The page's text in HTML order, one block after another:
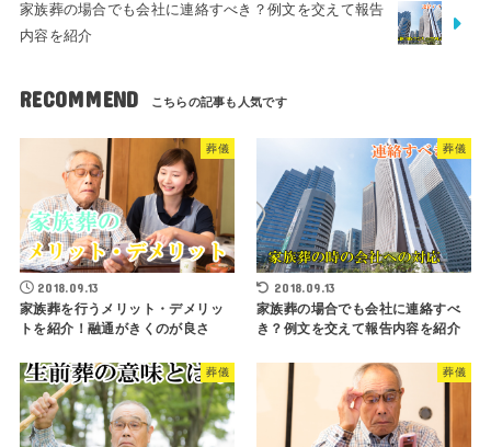
家族葬の場合でも会社に連絡すべき？例文を交えて報告
内容を紹介
RECOMMEND
葬儀
2018.09.13
家族葬を行うメリット・デメリッ
トを紹介！融通がきくのが良さ
葬儀
2018.09.13
家族葬の場合でも会社に連絡すべ
き？例文を交えて報告内容を紹介
葬儀 葬儀